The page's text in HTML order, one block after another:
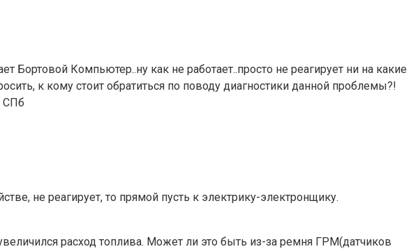
Бортовой Компьютер..ну как не работает..просто не реагирует ни на какие
к кому стоит обратиться по поводу диагностики данной проблемы?!
СПб
не реагирует, то прямой пусть к электрику-электронщику.
расход топлива. Может ли это быть из-за ремня ГРМ(датчиков